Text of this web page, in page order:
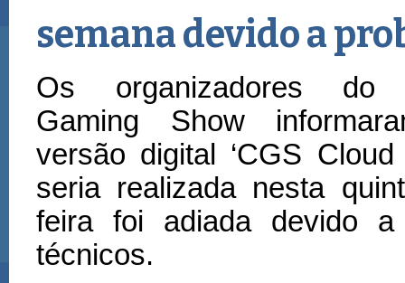
semana devido a
Os organizadores do
Gaming Show
versão digital ‘CGS Cloud
seria realizada nesta
feira foi adiada devido a
técnicos.